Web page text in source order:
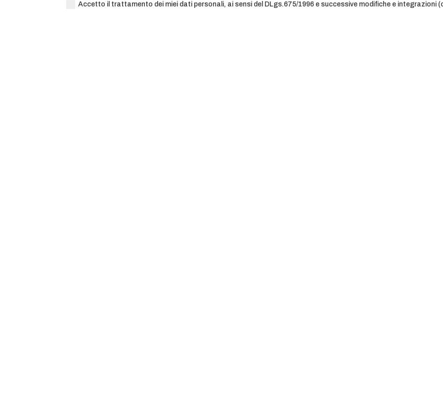
Accetto il trattamento dei miei dati personali, ai sensi del DLgs.675/1996 e successive modifiche e integrazioni